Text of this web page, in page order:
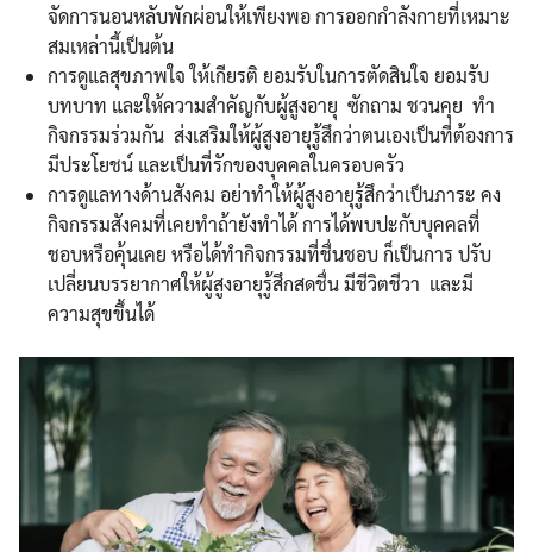
จัดการนอนหลับพักผ่อนให้เพียงพอ การออกกำลังกายที่เหมาะ
สมเหล่านี้เป็นต้น
การดูแลสุขภาพใจ ให้เกียรติ ยอมรับในการตัดสินใจ ยอมรับ
บทบาท และให้ความสำคัญกับผู้สูงอายุ ซักถาม ชวนคุย ทำ
กิจกรรมร่วมกัน ส่งเสริมให้ผู้สูงอายุรู้สึกว่าตนเองเป็นที่ต้องการ
มีประโยชน์ และเป็นที่รักของบุคคลในครอบครัว
การดูแลทางด้านสังคม อย่าทำให้ผู้สูงอายุรู้สึกว่าเป็นภาระ คง
กิจกรรมสังคมที่เคยทำถ้ายังทำได้ การได้พบปะกับบุคคลที่
ชอบหรือคุ้นเคย หรือได้ทำกิจกรรมที่ชื่นชอบ ก็เป็นการ ปรับ
เปลี่ยนบรรยากาศให้ผู้สูงอายุรู้สึกสดชื่น มีชีวิตชีวา และมี
ความสุขขึ้นได้